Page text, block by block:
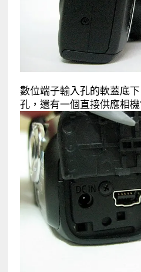
數位端子輸入孔的軟蓋底
孔，還有一個直接供應相